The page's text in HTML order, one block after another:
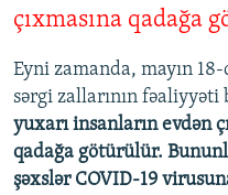
çıxmasına qadağa
Eyni zamanda, mayın
sərgi zallarının fəaliyyəti
yuxarı insanların evdən
qadağa götürülür.
şəxslər COVID-19